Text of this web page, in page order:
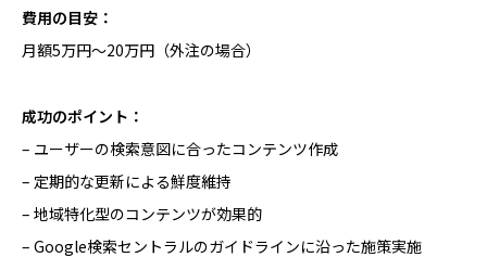
費用の目安：
月額5万円〜20万円（外注の場合）
成功のポイント：
– ユーザーの検索意図に合ったコンテンツ作成
– 定期的な更新による鮮度維持
– 地域特化型のコンテンツが効果的
– Google検索セントラルのガイドラインに沿った施策実施